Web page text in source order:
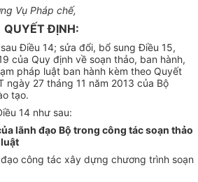
Vụ Pháp chế,
QUYẾT ĐỊNH:
Điều 14; sửa đổi, bổ sung Điều 15,
của Quy định về soạn thảo, ban hành,
pháp luật ban hành kèm theo Quyết
27 tháng 11 năm 2013 của Bộ
tạo.
14 như sau:
lãnh đạo Bộ trong công tác soạn thảo
công tác xây dựng chương trình soạn